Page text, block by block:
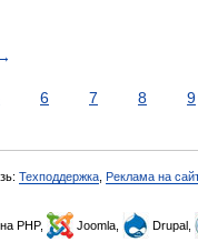
6 7 8 9
Техподдержка Реклама на
PHP, Joomla, Drupal,